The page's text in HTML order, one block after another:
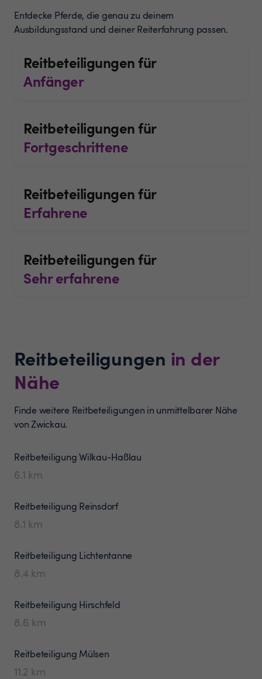
Entdecke Pferde, die genau zu deinem
Ausbildungsstand und deiner Reiterfahrung passen.
Reitbeteiligungen für
Anfänger
Reitbeteiligungen für
Fortgeschrittene
Reitbeteiligungen für
Erfahrene
Reitbeteiligungen für
Sehr erfahrene
Reitbeteiligungen in der
Nähe
Finde weitere Reitbeteiligungen in unmittelbarer Nähe
von Zwickau.
ReitbeteiligungWilkau-Haßlau
6.1 km
Reitbeteiligung Reinsdorf
8.1 km
Reitbeteiligung Lichtentanne
8.4 km
Reitbeteiligung Hirschfeld
8.6 km
Reitbeteiligung Mülsen
11.2 km